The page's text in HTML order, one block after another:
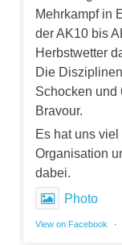
Mehrkampf in
der AK10 bis
Herbstwetter
Die
Schocken und
Bravour.
Es hat uns
Organisation
dabei.
Photo
View on Facebook ·